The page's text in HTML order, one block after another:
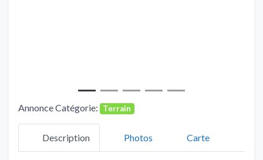
Annonce Catégorie: Terrain
Description Photos Carte